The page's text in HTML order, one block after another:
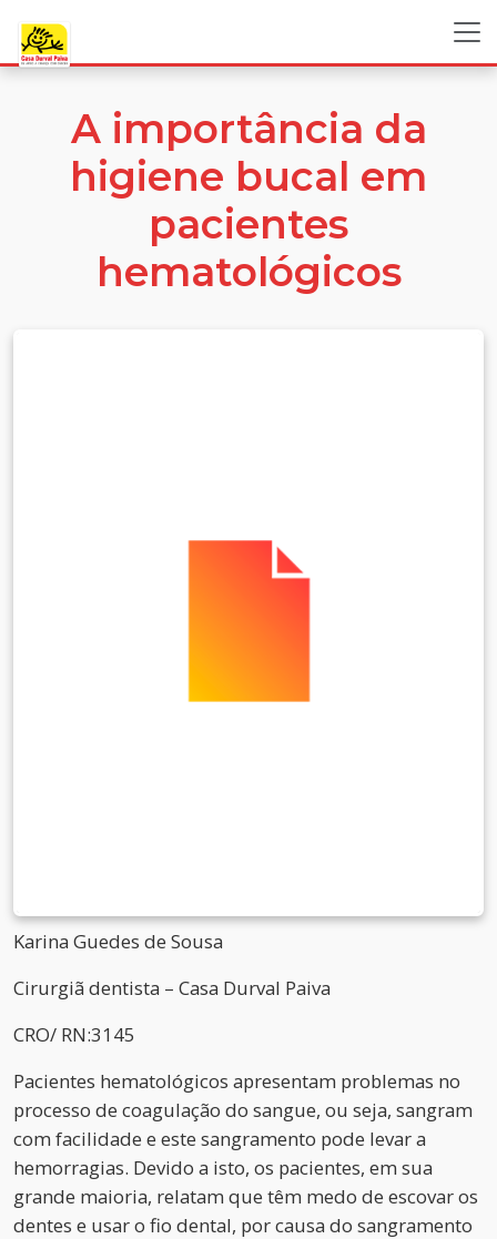
A importância da
higiene bucal em
pacientes
hematológicos
Karina Guedes de Sousa
Cirurgiã dentista – Casa Durval Paiva
CRO/ RN:3145
Pacientes hematológicos apresentam problemas no
processo de coagulação do sangue, ou seja, sangram
com facilidade e este sangramento pode levar a
hemorragias. Devido a isto, os pacientes, em sua
grande maioria, relatam que têm medo de escovar os
dentes e usar o fio dental, por causa do sangramento